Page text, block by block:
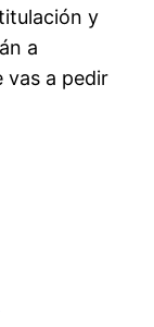
y
a
vas a pedir